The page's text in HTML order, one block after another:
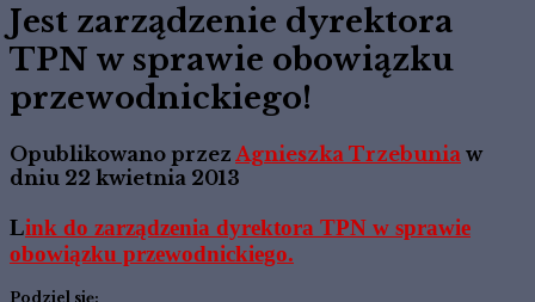
Jest zarządzenie dyrektora
TPN w sprawie obowiązku
przewodnickiego!
Opublikowano przez Agnieszka Trzebunia w
dniu 22 kwietnia 2013
Link do zarządzenia dyrektora TPN w sprawie
obowiązku przewodnickiego.
Podziel się: